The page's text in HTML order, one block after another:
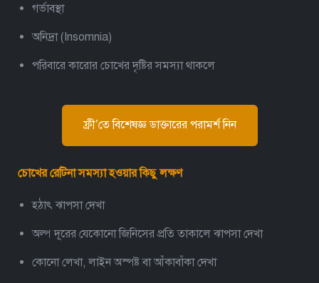
গর্ভাবস্থা
অনিদ্রা (Insomnia)
পরিবারে কারোর চোখের দৃষ্টির সমস্যা থাকলে
ফ্রী’তে বিশেষজ্ঞ ডাক্তারের পরামর্শ নিন
চোখের রেটিনা সমস্যা হওয়ার কিছু লক্ষণ
হঠাৎ ঝাপসা দেখা
অল্প দূরের যেকোনো জিনিসের প্রতি তাকালে ঝাপসা দেখা
কোনো লেখা, লাইন অস্পষ্ট বা আঁকাবাঁকা দেখা